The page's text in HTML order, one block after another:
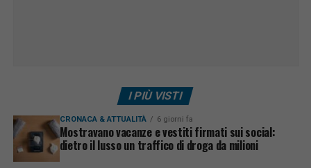
I PIÙ VISTI
CRONACA & ATTUALITÀ 6 giorni fa
Mostravano vacanze e vestiti firmati sui social:
dietro il lusso un traffico di droga da milioni